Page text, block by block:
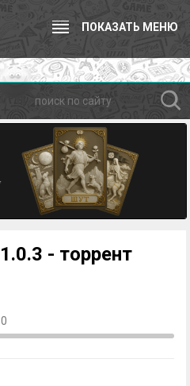
ПОКАЗАТЬ МЕНЮ
- торрент
0